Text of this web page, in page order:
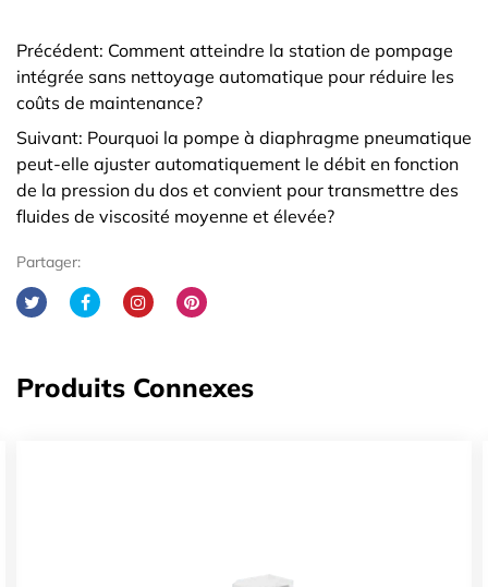
Précédent: Comment atteindre la station de pompage
intégrée sans nettoyage automatique pour réduire les
coûts de maintenance? ​
Suivant: Pourquoi la pompe à diaphragme pneumatique
peut-elle ajuster automatiquement le débit en fonction
de la pression du dos et convient pour transmettre des
fluides de viscosité moyenne et élevée?
Partager:
Produits Connexes